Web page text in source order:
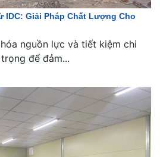
IDC: Giải Pháp Chất Lượng Cho
nguồn lực và tiết kiệm chi
để đảm...